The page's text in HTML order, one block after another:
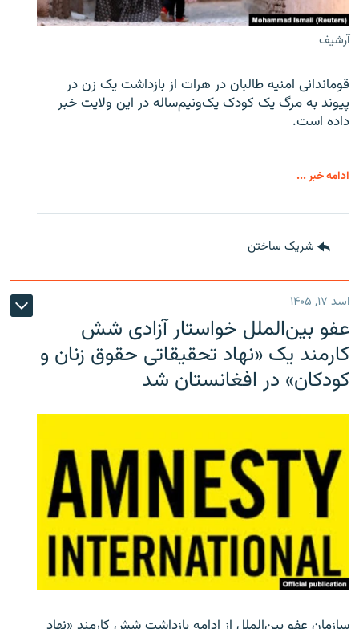
آرشیف
قوماندانی امنیه طالبان در هرات از بازداشت یک زن در
پیوند به مرگ یک کودک یک‌ونیم‌ساله در این ولایت خبر
داده است.
ادامه خبر ...
شریک ساختن
اسد ۱۷, ۱۴۰۵
عفو بین‌الملل خواستار آزادی شش
کارمند یک «نهاد تحقیقاتی حقوق زنان و
کودکان» در افغانستان شد